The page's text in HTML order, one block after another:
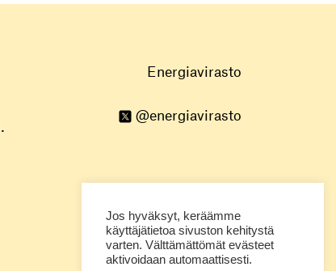
Energiavirasto
@energiavirasto
Jos hyväksyt, keräämme
käyttäjätietoa sivuston kehitystä
varten. Välttämättömät evästeet
aktivoidaan automaattisesti.